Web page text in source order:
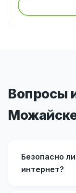
Вопросы
Безопасно
интернет?